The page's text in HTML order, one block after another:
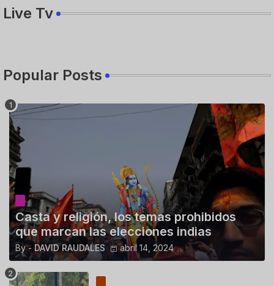
Live Tv
Popular Posts
Casta y religión, los temas prohibidos
que marcan las elecciones indias
By - DAVID RAUDALES abril 14, 2024